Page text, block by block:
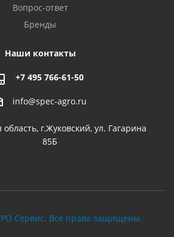
Вопрос-ответ
Бренды
Наши контакты
+7 495 766-61-50
info@spec-agro.ru
область, г.Жуковский, ул. Гагарина
85Б
Сервис. Все права защищены.